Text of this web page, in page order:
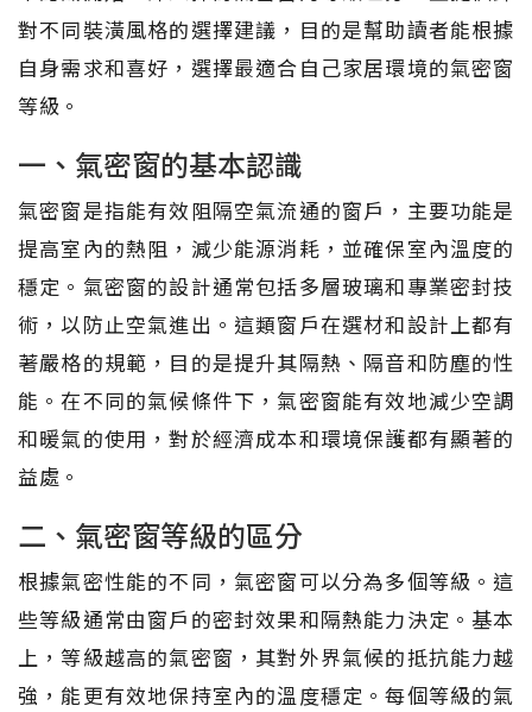
對不同裝潢風格的選擇建議，目的是幫助讀者能根據
自身需求和喜好，選擇最適合自己家居環境的氣密窗
等級。
一、氣密窗的基本認識
氣密窗是指能有效阻隔空氣流通的窗戶，主要功能是
提高室內的熱阻，減少能源消耗，並確保室內溫度的
穩定。氣密窗的設計通常包括多層玻璃和專業密封技
術，以防止空氣進出。這類窗戶在選材和設計上都有
著嚴格的規範，目的是提升其隔熱、隔音和防塵的性
能。在不同的氣候條件下，氣密窗能有效地減少空調
和暖氣的使用，對於經濟成本和環境保護都有顯著的
益處。
二、氣密窗等級的區分
根據氣密性能的不同，氣密窗可以分為多個等級。這
些等級通常由窗戶的密封效果和隔熱能力決定。基本
上，等級越高的氣密窗，其對外界氣候的抵抗能力越
強，能更有效地保持室內的溫度穩定。每個等級的氣